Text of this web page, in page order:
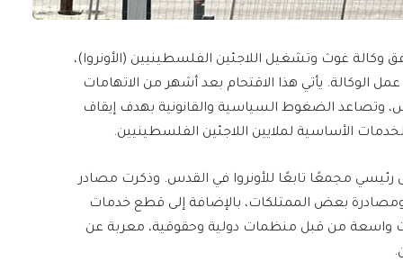
غوث وتشغيل اللاجئين الفلسطينيين (الأونروا)،
يأتي هذا الاقتحام بعد أشهر من الاتهامات
وتصاعد الضغوط السياسية والقانونية بهدف إيقاف
الأساسية لملايين اللاجئين الفلسطينيين.
مجمعًا تابعًا للأونروا في القدس. وذكرت مصادر
ومصادرة بعض الممتلكات، بالإضافة إلى قطع خدمات
واسعة من قبل منظمات دولية وحقوقية، معربة عن